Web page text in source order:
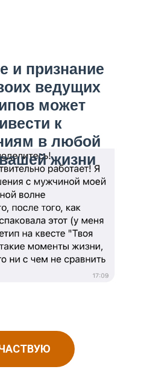
и признание
ведущих
может
к
в любой
жизни